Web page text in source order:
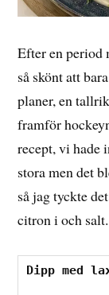
Efter en period
så skönt att
planer, en
framför
recept, vi hade
stora men det
så jag tyckte
citron i och salt.
Dipp med